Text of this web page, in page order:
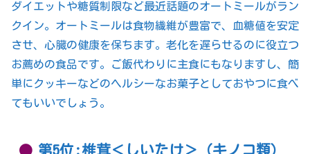
ダイエットや糖質制限など最近話題のオートミールがラン
クイン。オートミールは食物繊維が豊富で、血糖値を安定
させ、心臓の健康を保ちます。老化を遅らせるのに役立つ
お薦めの食品です。ご飯代わりに主食にもなりますし、簡
単にクッキーなどのヘルシーなお菓子としておやつに食べ
てもいいでしょう。
第5位:椎茸＜しいたけ＞（キノコ類）